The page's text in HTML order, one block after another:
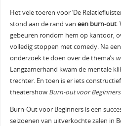
Het vele toeren voor ‘De
stond aan de rand van een burn-out.
gebeuren rondom hem op kantoor,
volledig stoppen met comedy. Na
onderzoek te doen over de thema’s
Langzamerhand kwam de mentale
trechter. En toen is er iets
theatershow Burn-out voor Beginners
Burn-Out voor Beginners is een
seizoenen van uitverkochte zalen in